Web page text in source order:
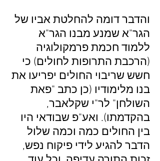
והדבר דומה להחלטת אביו של
הגר"א שמנע מבנו הגר"א
ללמוד חכמת פרמקולוגיה
(הרכבת התרופות לחולים) כי
חשש שריבוי החולים יפריעו את
בנו מלימודיו (כן כתב "פאת
השולחן" לר"י שקלאבר,
בהקדמתו). ואע"פ שבודאי היו
בין החולים כמה וכמה שלול
הדבר להגיע לידי פיקוח נפש,